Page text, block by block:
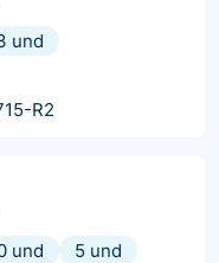
und
R2
und
5 und